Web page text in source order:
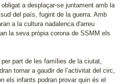
a desplaçar-se juntament amb la
del país, fugint de la guerra. Amb
a la cultura nadalenca d'arreu
la seva pròpia corona de SSMM els
per part de les famílies de la ciutat,
tornar a gaudir de l’activitat del circ,
els infants podran provar quin és el